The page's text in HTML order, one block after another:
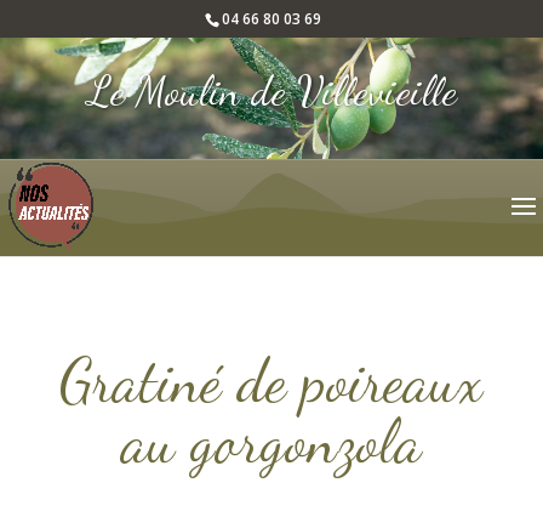
04 66 80 03 69
Le Moulin de Villevieille
Gratiné de poireaux
au gorgonzola